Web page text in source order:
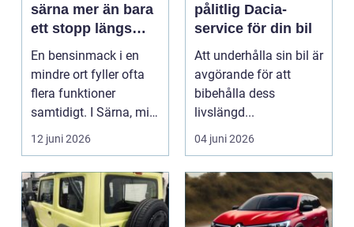
särna mer än bara
ett stopp längs
vägen
En bensinmack i en
mindre ort fyller ofta
flera funktioner
samtidigt. I Särna, mitt
i norra Dalarna,...
12 juni 2026
pålitlig Dacia-
service för din bil
Att underhålla sin bil är
avgörande för att
bibehålla dess
livslängd...
04 juni 2026